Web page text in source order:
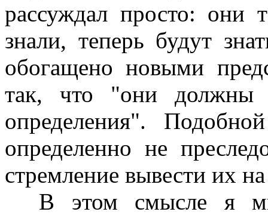
рассуждал просто: они
знали, теперь будут
обогащено новыми
так, что "они должны
определения".
определенно не
стремление вывести их
В этом смысле я